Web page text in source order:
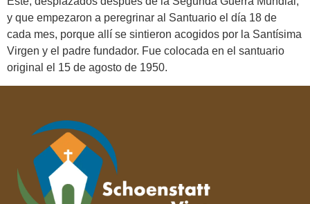
y que empezaron a peregrinar al Santuario el día 18 de
cada mes, porque allí se sintieron acogidos por la Santísima
Virgen y el padre fundador. Fue colocada en el santuario
original el 15 de agosto de 1950.